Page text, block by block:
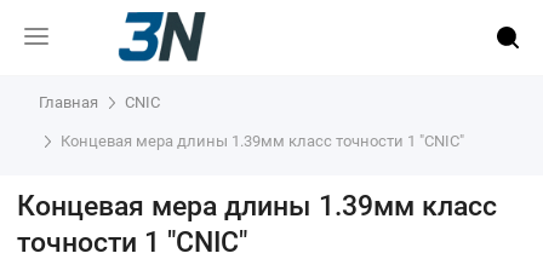
Главная CNIC
Концевая мера длины 1.39мм класс точности 1 "CNIC"
Концевая мера длины 1.39мм класс
точности 1 "CNIC"